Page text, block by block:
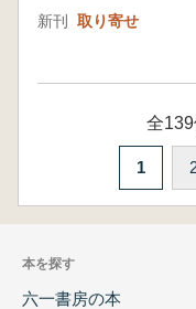
新刊 取り寄せ
全
1
本を探す
六一書房の本